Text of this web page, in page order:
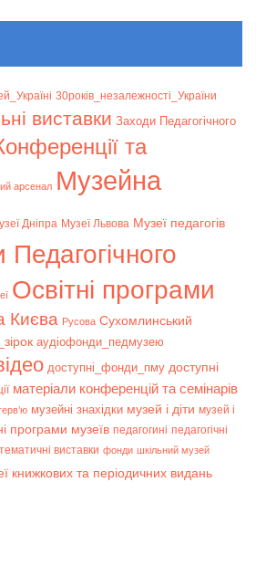
30років_незалежності_України
виставки Заходи Педагогічного
та
арсенал Музейна
Дніпра Музеї Львова Музеї педагогів
Освітні програми
Києва Русова Сухомлинський
аудіофонди_педмузею
доступні_фонди_пму доступні
матеріали конференцій та семінарів
музейні знахідки музей і діти музей і
програми музеїв педагогині педагогічні
тематичні виставки фонди шкільний музей
книжкових та періодичних видань